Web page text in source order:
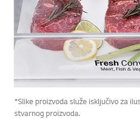
*Slike proizvoda služe isključivo za
stvarnog proizvoda.